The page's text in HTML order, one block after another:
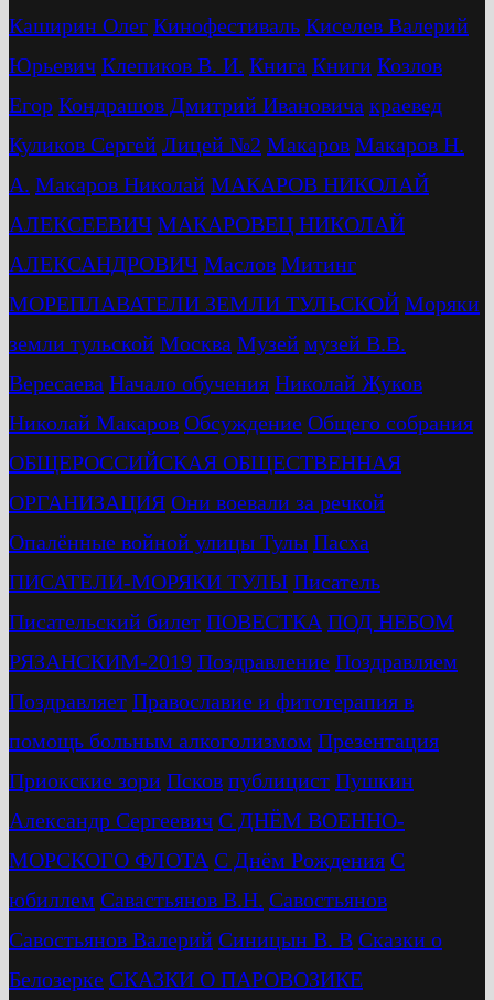
Каширин Олег Кинофестиваль Киселев Валерий
Юрьевич Клепиков В. И. Книга Книги Козлов
Егор Кондрашов Дмитрий Ивановича краевед
Куликов Сергей Лицей №2 Макаров Макаров Н.
А. Макаров Николай МАКАРОВ НИКОЛАЙ
АЛЕКСЕЕВИЧ МАКАРОВЕЦ НИКОЛАЙ
АЛЕКСАНДРОВИЧ Маслов Митинг
МОРЕПЛАВАТЕЛИ ЗЕМЛИ ТУЛЬСКОЙ Моряки
земли тульской Москва Музей музей В.В.
Вересаева Начало обучения Николай Жуков
Николай Макаров Обсуждение Общего собрания
ОБЩЕРОССИЙСКАЯ ОБЩЕСТВЕННАЯ
ОРГАНИЗАЦИЯ Они воевали за речкой
Опалённые войной улицы Тулы Пасха
ПИСАТЕЛИ-МОРЯКИ ТУЛЫ Писатель
Писательский билет ПОВЕСТКА ПОД НЕБОМ
РЯЗАНСКИМ-2019 Поздравление Поздравляем
Поздравляет Православие и фитотерапия в
помощь больным алкоголизмом Презентация
Приокские зори Псков публицист Пушкин
Александр Сергеевич С ДНЁМ ВОЕННО-
МОРСКОГО ФЛОТА С Днём Рождения С
юбиллем Савастьянов В.Н. Савостьянов
Савостьянов Валерий Синицын В. В Сказки о
Белозерке СКАЗКИ О ПАРОВОЗИКЕ